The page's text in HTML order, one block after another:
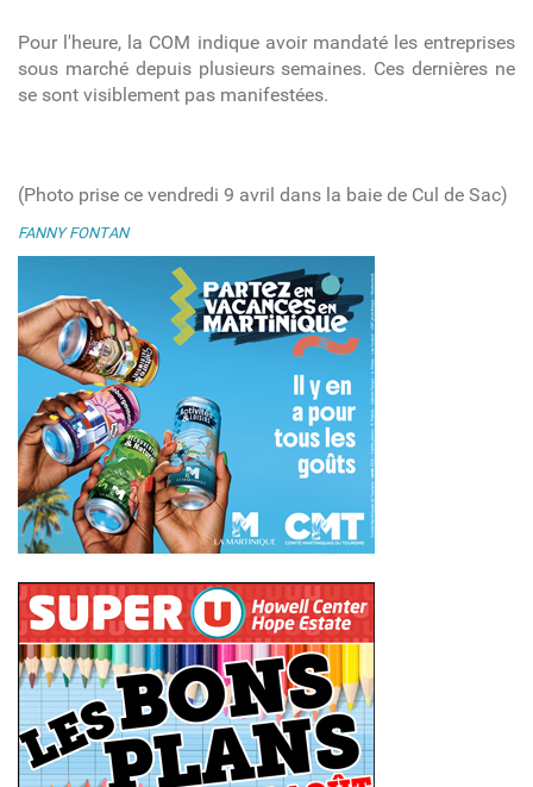
Pour l'heure, la COM indique avoir mandaté les entreprises
sous marché depuis plusieurs semaines. Ces dernières ne
se sont visiblement pas manifestées.
(Photo prise ce vendredi 9 avril dans la baie de Cul de Sac)
FANNY FONTAN